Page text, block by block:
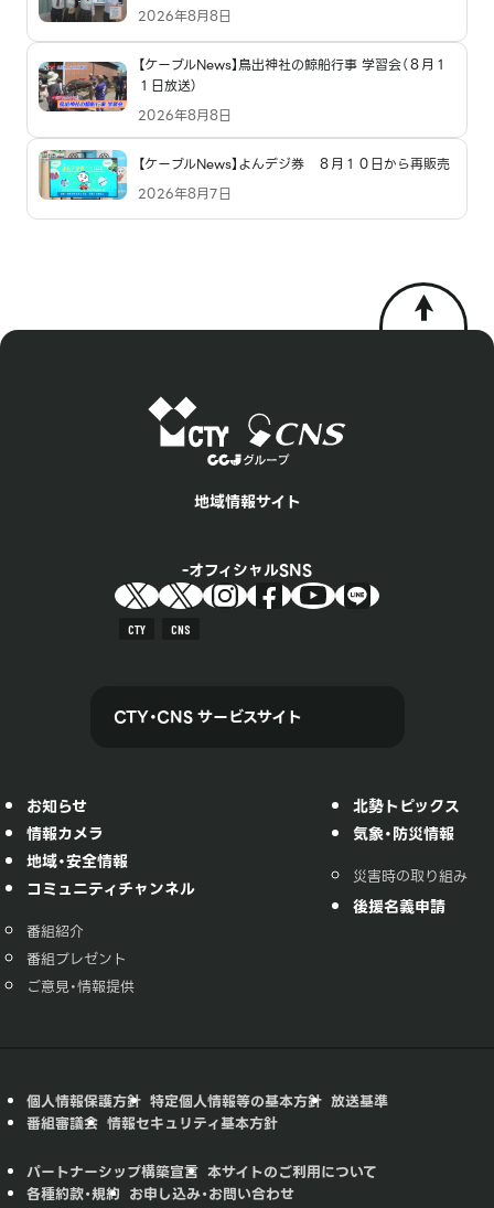
2026年8月8日
【ケーブルNews】鳥出神社の鯨船行事 学習会（８月１
１日放送）
2026年8月8日
【ケーブルNews】よんデジ券 ８月１０日から再販売
2026年8月7日
地域情報サイト
オフィシャルSNS
CTY CNS
CTY・CNS サービスサイト
お知らせ
情報カメラ
地域・安全情報
コミュニティチャンネル
番組紹介
番組プレゼント
ご意見・情報提供
北勢トピックス
気象・防災情報
災害時の取り組み
後援名義申請
個人情報保護方針 特定個人情報等の基本方針 放送基準
番組審議会 情報セキュリティ基本方針
パートナーシップ構築宣言 本サイトのご利用について
各種約款・規約 お申し込み・お問い合わせ